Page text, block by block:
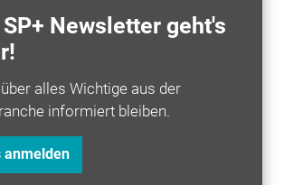
Newsletter geht's
alles Wichtige aus der
informiert bleiben.
setzt — darunter auch der
Carambain der Kategorie
Der Chemiespezialist
Jahr bereits bei der Leserbefragung
unseren Schwesterredaktionen
geht uns alle an und stellt unsere